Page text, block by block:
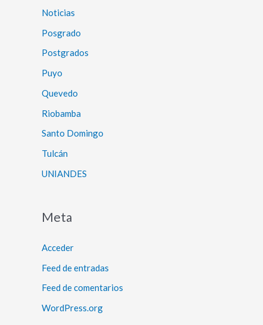
Noticias
Posgrado
Postgrados
Puyo
Quevedo
Riobamba
Santo Domingo
Tulcán
UNIANDES
Meta
Acceder
Feed de entradas
Feed de comentarios
WordPress.org